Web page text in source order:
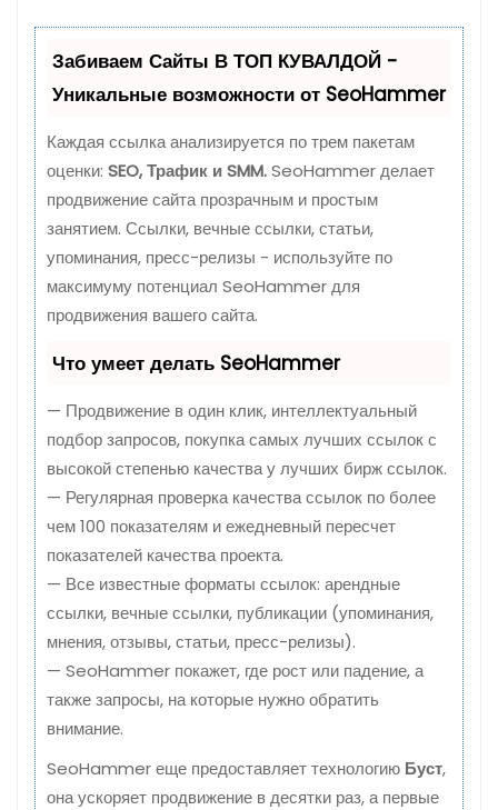
Забиваем Сайты В ТОП КУВАЛДОЙ -
Уникальные возможности от SeoHammer
Каждая ссылка анализируется по трем пакетам
оценки: SEO, Трафик и SMM.SeoHammer делает
продвижение сайта прозрачным и простым
занятием. Ссылки, вечные ссылки, статьи,
упоминания, пресс-релизы - используйте по
максимуму потенциал SeoHammer для
продвижения вашего сайта.
Что умеет делать SeoHammer
— Продвижение в один клик, интеллектуальный
подбор запросов, покупка самых лучших ссылок с
высокой степенью качества у лучших бирж ссылок.
— Регулярная проверка качества ссылок по более
чем 100 показателям и ежедневный пересчет
показателей качества проекта.
— Все известные форматы ссылок: арендные
ссылки, вечные ссылки, публикации (упоминания,
мнения, отзывы, статьи, пресс-релизы).
— SeoHammer покажет, где рост или падение, а
также запросы, на которые нужно обратить
внимание.
SeoHammer еще предоставляет технологию Буст,
она ускоряет продвижение в десятки раз, а первые